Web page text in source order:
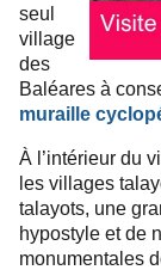
seul
village
des
Baléares à
muraille
À l’intérieur du
les villages
talayots, une
hypostyle et de
monumentales